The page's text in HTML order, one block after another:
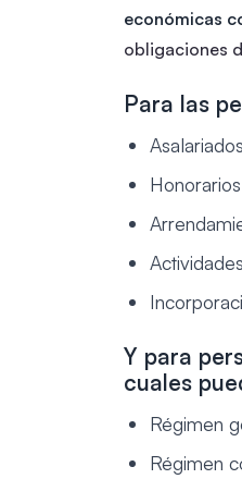
económicas
obligaciones
Para las
Y para
cuales
Régimen
Régimen